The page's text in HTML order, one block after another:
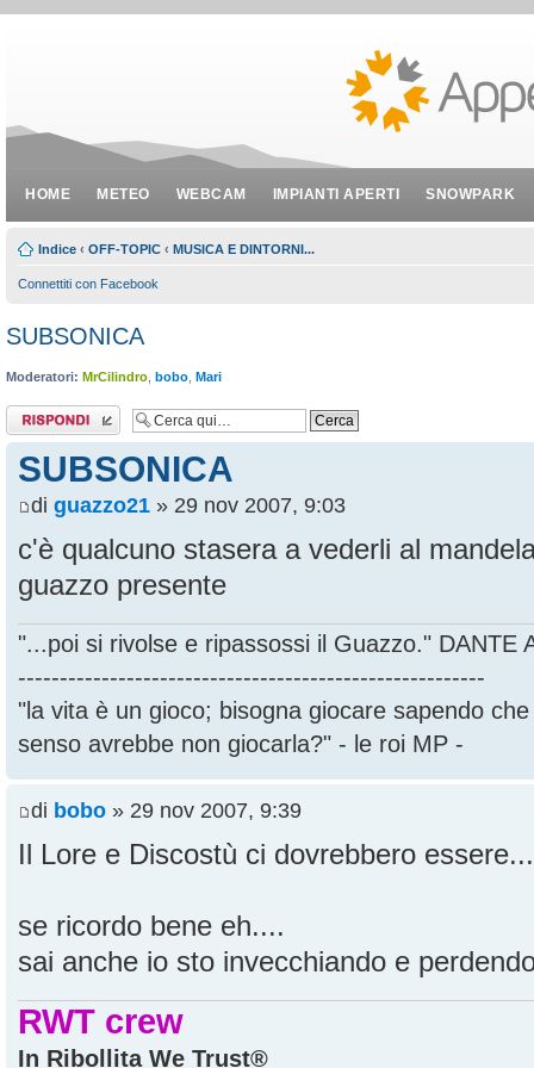
HOME METEO WEBCAM IMPIANTI APERTI SNOWPARK
Indice ‹ OFF-TOPIC ‹ MUSICA E DINTORNI...
Connettiti con Facebook
SUBSONICA
Moderatori: MrCilindro bobo Mari
Rispondi al
messaggio
SUBSONICA
di guazzo21 » 29 nov 2007, 9:03
c'è qualcuno stasera a vederli al
guazzo presente
"...poi si rivolse e ripassossi il Guazzo." DANTE
--------------------------------------------------------
"la vita è un gioco; bisogna giocare sapendo
senso avrebbe non giocarla?" - le roi MP -
di bobo » 29 nov 2007, 9:39
Il Lore e Discostù ci dovrebbero
se ricordo bene eh....
sai anche io sto invecchiando e
RWT crew
In Ribollita We Trust®